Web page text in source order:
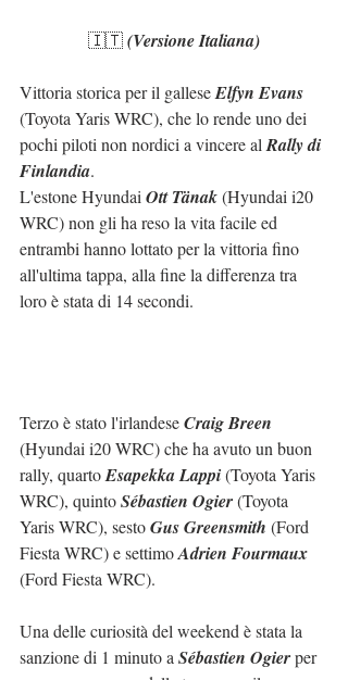
🇮🇹 (Versione Italiana)
Vittoria storica per il gallese Elfyn Evans
(Toyota Yaris WRC), che lo rende uno dei
pochi piloti non nordici a vincere al Rally di
Finlandia.
L'estone Hyundai Ott Tänak (Hyundai i20
WRC) non gli ha reso la vita facile ed
entrambi hanno lottato per la vittoria fino
all'ultima tappa, alla fine la differenza tra
loro è stata di 14 secondi.
Terzo è stato l'irlandese Craig Breen
(Hyundai i20 WRC) che ha avuto un buon
rally, quarto Esapekka Lappi (Toyota Yaris
WRC), quinto Sébastien Ogier (Toyota
Yaris WRC), sesto Gus Greensmith (Ford
Fiesta WRC) e settimo Adrien Fourmaux
(Ford Fiesta WRC).
Una delle curiosità del weekend è stata la
sanzione di 1 minuto a Sébastien Ogier per